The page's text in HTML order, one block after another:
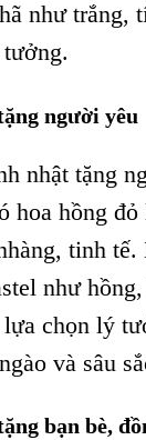
như trắng,
người yêu
nhật tặng
hoa hồng
tinh
như
chọn lý
và sâu
bạn bè,